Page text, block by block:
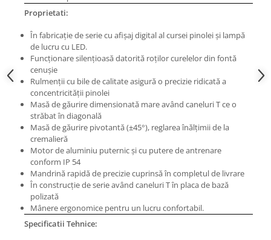
Masini electrice de filetat
Exhaustor pentru aschii metal
Masini de gaurit cu talpa
magnetica
Instalatii de spalare a pieselor
Lame de ferastrau cu varf din
Lame de ferăstrău cu acoperire
Panze de taiere cu banda verticala
Panze de taiere metal pentru
ferastraie
Roti de lustruit
Standuri pentru ferăstraie cu
bandă
Standuri pentru mașini de găurit și
frezat
Standuri pentru mașini de șlefuit
Standuri pentru strunguri metal
Proprietati:
În fabricaţie de serie cu afişaj digital al cursei pinolei şi lampă
de lucru cu LED.
Funcţionare silenţioasă datorită roţilor curelelor din fontă
cenuşie
Rulmenţii cu bile de calitate asigură o precizie ridicată a
concentricităţii pinolei
Masă de găurire dimensionată mare având caneluri T ce o
străbat în diagonală
Masă de găurire pivotantă (±45°), reglarea înălţimii de la
cremalieră
Motor de aluminiu puternic şi cu putere de antrenare
conform IP 54
Mandrină rapidă de precizie cuprinsă în completul de livrare
În construcţie de serie având caneluri T în placa de bază
polizată
Mânere ergonomice pentru un lucru confortabil.
Specificatii Tehnice: